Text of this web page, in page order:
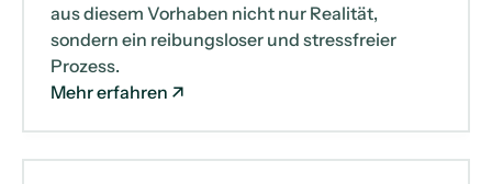
aus diesem Vorhaben nicht nur Realität,
sondern ein reibungsloser und stressfreier
Prozess.
Mehr erfahren